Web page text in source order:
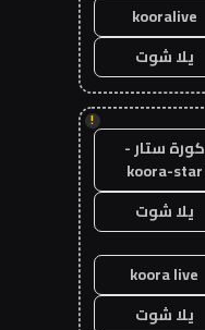
kooralive
يلا شوت
!
كورة ستار -
koora-star
يلا شوت
koora live
يلا شوت